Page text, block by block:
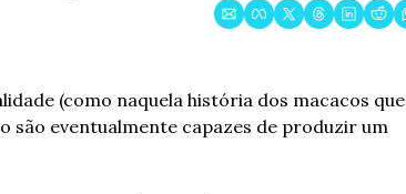
(como naquela história dos macacos que
eventualmente capazes de produzir um